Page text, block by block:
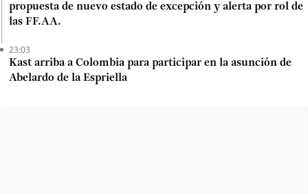
propuesta de nuevo estado de excepción y alerta por rol de
las FF.AA.
23:03
Kast arriba a Colombia para participar en la asunción de
Abelardo de la Espriella